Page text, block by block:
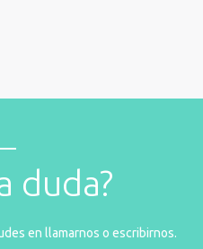
duda?
en llamarnos o escribirnos.